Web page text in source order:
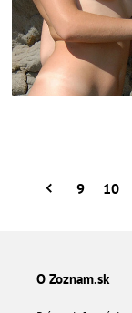
9 10
O Zoznam.sk